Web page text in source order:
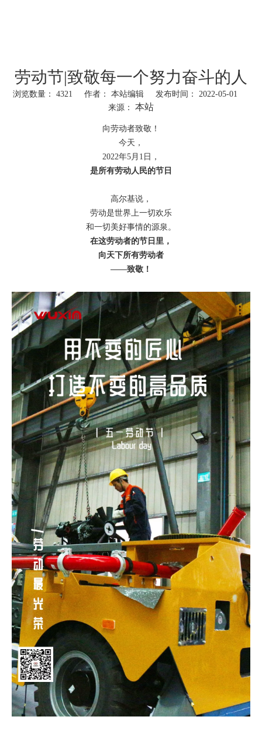
劳动节|致敬每一个努力奋斗的人
浏览数量： 4321 作者： 本站编辑 发布时间： 2022-05-01
来源： 本站
["wechat","weibo","qzone","douban","email"]
向劳动者致敬！
今天，
2022年5月1日，
是所有劳动人民的节日
高尔基说，
劳动是世界上一切欢乐
和一切美好事情的源泉。
在这劳动者的节日里，
向天下所有劳动者
——致敬！